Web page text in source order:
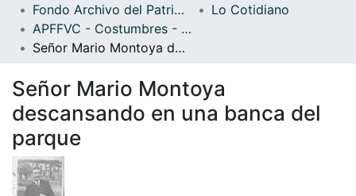
Statistics
Fondo Archivo del Patrimonio Fotográfico y Fílmico del Valle del Cauca
Lo Cotidiano
APFFVC - Costumbres - Patrimonial
Señor Mario Montoya descansando en una banca del parque
Señor Mario Montoya
descansando en una banca del
parque